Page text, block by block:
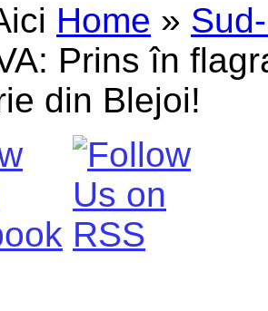
Home »
Prins în
din Blejoi!